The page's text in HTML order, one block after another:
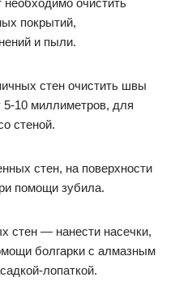
необходимо очистить
покрытий,
и пыли.
стен очистить швы
5-10 миллиметров, для
стеной.
стен, на поверхности
помощи зубила.
стен — нанести насечки,
болгарки с алмазным
лопаткой.